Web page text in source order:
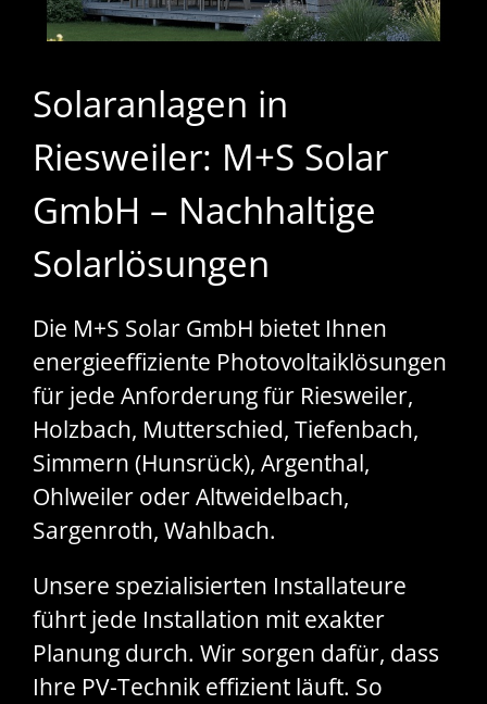
Solaranlagen in
Riesweiler: M+S Solar
GmbH – Nachhaltige
Solarlösungen
Die M+S Solar GmbH bietet Ihnen
energieeffiziente Photovoltaiklösungen
für jede Anforderung für Riesweiler,
Holzbach, Mutterschied, Tiefenbach,
Simmern (Hunsrück), Argenthal,
Ohlweiler oder Altweidelbach,
Sargenroth, Wahlbach.
Unsere spezialisierten Installateure
führt jede Installation mit exakter
Planung durch. Wir sorgen dafür, dass
Ihre PV-Technik effizient läuft. So